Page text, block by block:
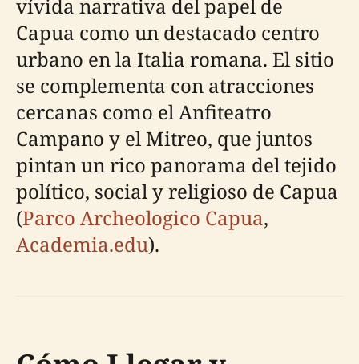
vívida narrativa del papel de
Capua como un destacado centro
urbano en la Italia romana. El sitio
se complementa con atracciones
cercanas como el Anfiteatro
Campano y el Mitreo, que juntos
pintan un rico panorama del tejido
político, social y religioso de Capua
(Parco Archeologico Capua,
Academia.edu).